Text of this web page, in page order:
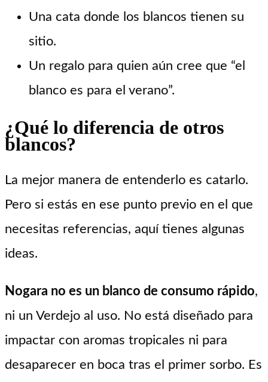
Una cata donde los blancos tienen su
sitio.
Un regalo para quien aún cree que “el
blanco es para el verano”.
¿Qué lo diferencia de otros
blancos?
La mejor manera de entenderlo es catarlo.
Pero si estás en ese punto previo en el que
necesitas referencias, aquí tienes algunas
ideas.
Nogara no es un blanco de consumo rápido,
ni un Verdejo al uso. No está diseñado para
impactar con aromas tropicales ni para
desaparecer en boca tras el primer sorbo. Es